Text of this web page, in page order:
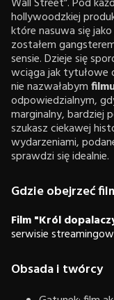
hollywoodzkiej
które nasuwa się
zostałem
sensie. Dzieje się
wciąga jak tytułowe
nie nazwałabym
odpowiedzialnym,
marginalny, bardziej
szukasz ciekawej
wydarzeniami,
sprawdzi się idealnie.
Gdzie obejrzeć
Film "Król
serwisie
Obsada i twórcy